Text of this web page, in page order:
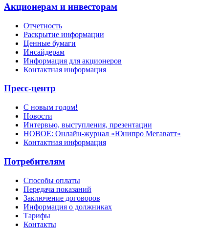
Акционерам и инвесторам
Отчетность
Раскрытие информации
Ценные бумаги
Инсайдерам
Информация для акционеров
Контактная информация
Пресс-центр
С новым годом!
Новости
Интервью, выступления, презентации
НОВОЕ: Онлайн-журнал «Юнипро Мегаватт»
Контактная информация
Потребителям
Способы оплаты
Передача показаний
Заключение договоров
Информация о должниках
Тарифы
Контакты